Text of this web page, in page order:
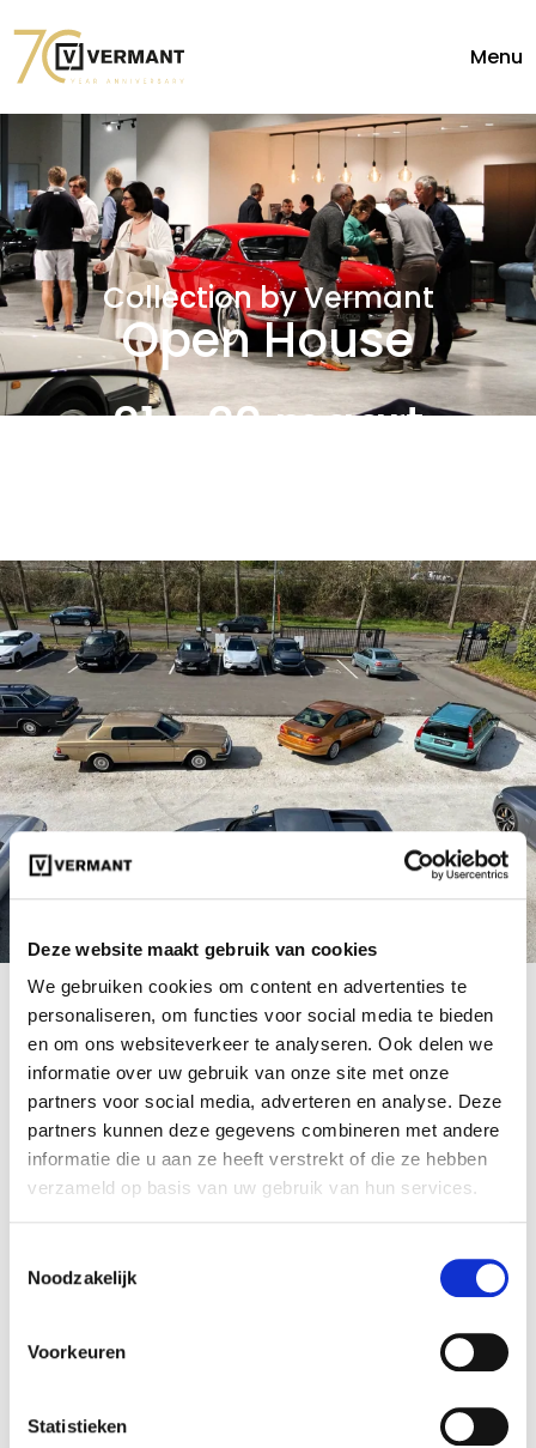
Deze website maakt gebruik van cookies
We gebruiken cookies om content en advertenties te
personaliseren, om functies voor social media te bieden
en om ons websiteverkeer te analyseren. Ook delen we
informatie over uw gebruik van onze site met onze
partners voor social media, adverteren en analyse. Deze
partners kunnen deze gegevens combineren met andere
informatie die u aan ze heeft verstrekt of die ze hebben
verzameld op basis van uw gebruik van hun services.
Noodzakelijk
Voorkeuren
Statistieken
Menu
Collection by Vermant
Open House
21 - 22 maart
Met de start van de lente zetten we onze deuren
open en verwelkomen we jullie graag in onze
showroom tijdens het weekend van 21-22
maart. (10u-17u)
Wandel door onze showroom en bewonder onze
prachtige selectie aan uitzonderlijke wagens, hun
klassieke eenvoud, …. en ze kunnen binnenkort van
jou zijn!